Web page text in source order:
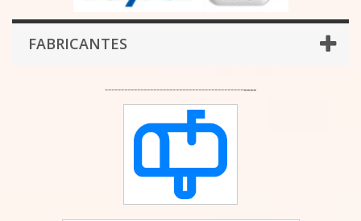
FABRICANTES
-----------------------------------------------